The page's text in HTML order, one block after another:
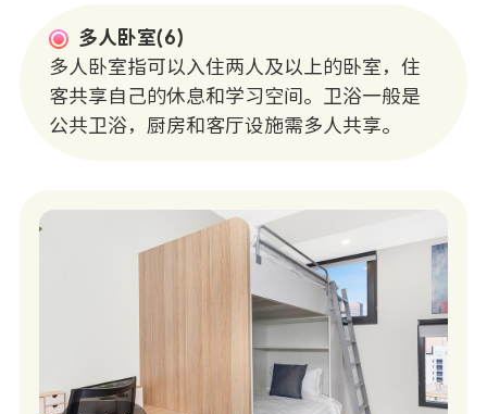
多人卧室(6)
多人卧室指可以入住两人及以上的卧室，住
客共享自己的休息和学习空间。卫浴一般是
公共卫浴，厨房和客厅设施需多人共享。